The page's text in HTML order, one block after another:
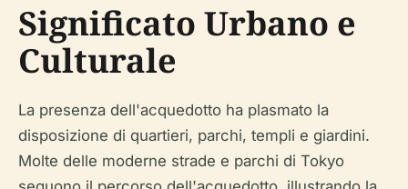
Significato Urbano e
Culturale
La presenza dell'acquedotto ha plasmato la
disposizione di quartieri, parchi, templi e giardini.
Molte delle moderne strade e parchi di Tokyo